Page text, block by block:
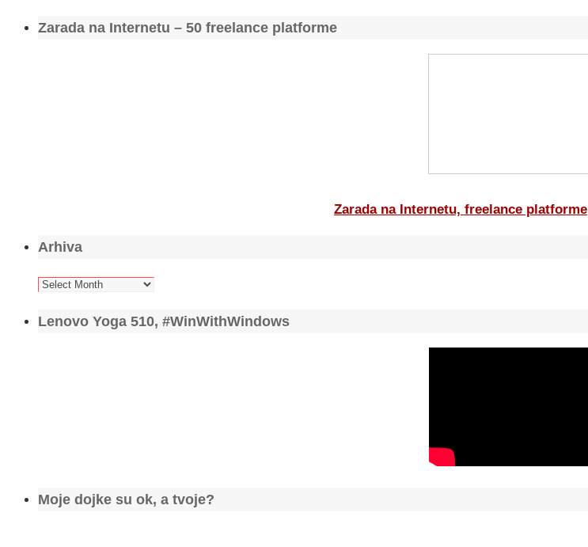
Zarada na Internetu – 50 freelance platforme
Zarada na Internetu, freelance platforme
Arhiva
Arhiva
Lenovo Yoga 510, #WinWithWindows
Moje dojke su ok, a tvoje?